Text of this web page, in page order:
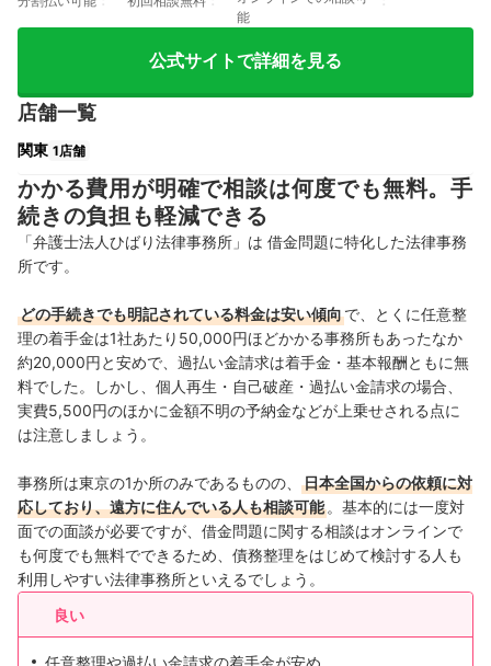
能
公式サイトで詳細を見る
店舗一覧
関東 1店舗
かかる費用が明確で相談は何度でも無料。手
続きの負担も軽減できる
「弁護士法人ひばり法律事務所」は 借金問題に特化した法律事務
所です。
どの手続きでも明記されている料金は安い傾向で、とくに任意整
理の着手金は1社あたり50,000円ほどかかる事務所もあったなか
約20,000円と安めで、過払い金請求は着手金・基本報酬ともに無
料でした。しかし、個人再生・自己破産・過払い金請求の場合、
実費5,500円のほかに金額不明の予納金などが上乗せされる点に
は注意しましょう。
事務所は東京の1か所のみであるものの、
日本全国からの依頼に対
応しており、遠方に住んでいる人も相談可能。基本的には一度対
面での面談が必要ですが、借金問題に関する相談はオンラインで
も何度でも無料でできるため、債務整理をはじめて検討する人も
利用しやすい法律事務所といえるでしょう。
良い